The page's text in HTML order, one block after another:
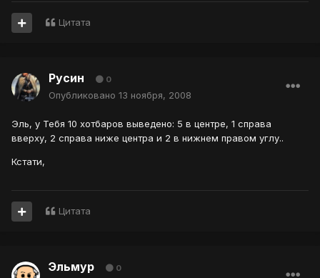
Цитата
Русин 0
Опубликовано 13 ноября, 2008
Эль, у Тебя 10 хотбаров выведено: 5 в центре, 1 справа
вверху, 2 справа ниже центра и 2 в нижнем правом углу..
Кстати,
Цитата
Эльмур 0